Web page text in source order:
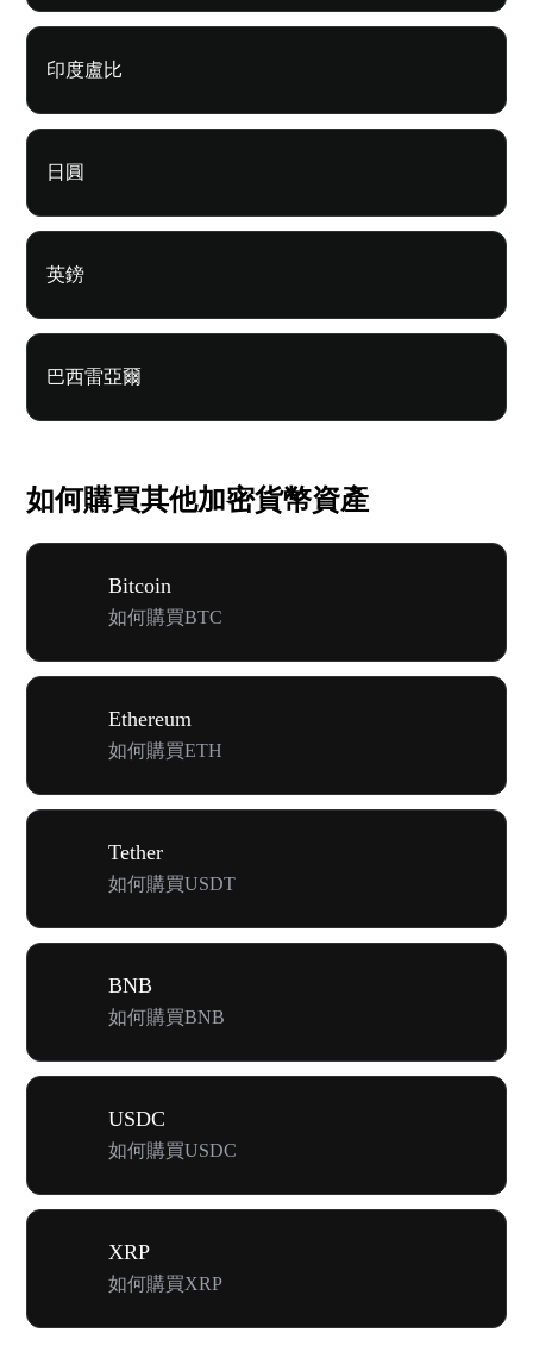
印度盧比
日圓
英鎊
巴西雷亞爾
如何購買其他加密貨幣資產
Bitcoin
如何購買BTC
Ethereum
如何購買ETH
Tether
如何購買USDT
BNB
如何購買BNB
USDC
如何購買USDC
XRP
如何購買XRP